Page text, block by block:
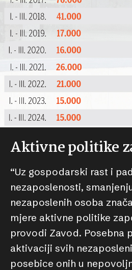
Aktivne politike
“Uz gospodarski rast i
nezaposlenosti,
nezaposlenih osoba
mjere aktivne politike
provodi Zavod. Posebna
aktivaciji svih
posebice onih u